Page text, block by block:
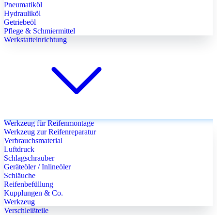
Pneumatiköl
Hydrauliköl
Getriebeöl
Pflege & Schmiermittel
Werkstatteinrichtung
Werkzeug für Reifenmontage
Werkzeug zur Reifenreparatur
Verbrauchsmaterial
Luftdruck
Schlagschrauber
Geräteöler / Inlineöler
Schläuche
Reifenbefüllung
Kupplungen & Co.
Werkzeug
Verschleißteile